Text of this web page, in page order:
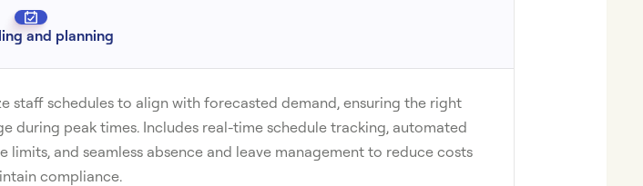
and planning
staff schedules to align with forecasted demand, ensuring the right
during peak times. Includes real-time schedule tracking, automated
limits, and seamless absence and leave management to reduce costs
compliance.